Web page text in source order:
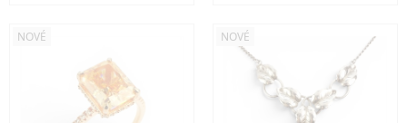
NOVÉ NOVÉ